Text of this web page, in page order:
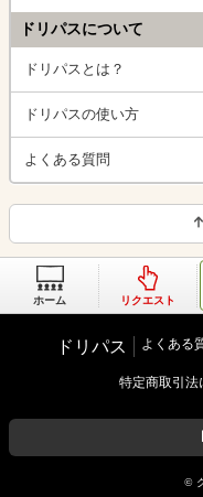
ドリパスについて
ドリパスとは？
ドリパスの使い方
よくある質問
ホーム リクエスト
ドリパス よくある
特定商取引法
©